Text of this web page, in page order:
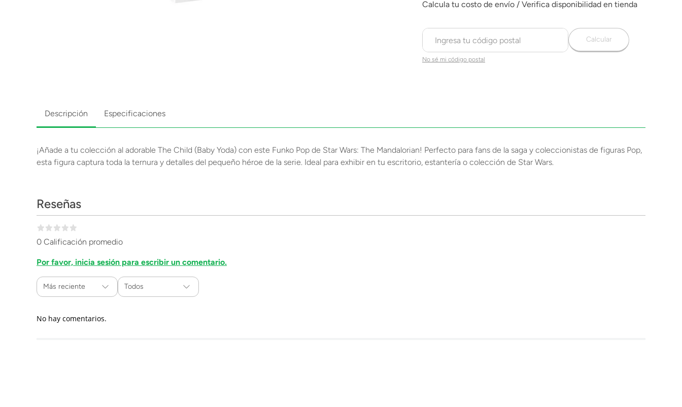
No sé mi código postal
Calcular
Descripción Especificaciones
¡Añade a tu colección al adorable The Child (Baby Yoda) con este Funko Pop de Star Wars: The Mandalorian! Perfecto para fans de la saga y coleccionistas de figuras Pop,
esta figura captura toda la ternura y detalles del pequeño héroe de la serie. Ideal para exhibir en tu escritorio, estantería o colección de Star Wars.
Reseñas
0 Calificación promedio
Por favor, inicia sesión para escribir un comentario.
Más reciente Todos
No hay comentarios.